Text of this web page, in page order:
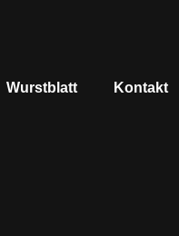
Wurstblatt Kontakt